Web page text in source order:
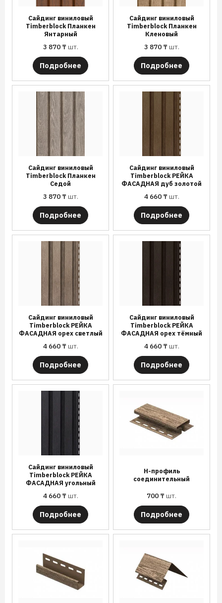
Сайдинг виниловый
Timberblock Планкен
Янтарный
3 870 ₸шт.
Подробнее
Сайдинг виниловый
Timberblock Планкен
Кленовый
3 870 ₸шт.
Подробнее
Сайдинг виниловый
Timberblock Планкен
Седой
3 870 ₸шт.
Подробнее
Сайдинг виниловый
Timberblock РЕЙКА
ФАСАДНАЯ дуб золотой
4 660 ₸шт.
Подробнее
Сайдинг виниловый
Timberblock РЕЙКА
ФАСАДНАЯ орех светлый
4 660 ₸шт.
Подробнее
Сайдинг виниловый
Timberblock РЕЙКА
ФАСАДНАЯ орех тёмный
4 660 ₸шт.
Подробнее
Сайдинг виниловый
Timberblock РЕЙКА
ФАСАДНАЯ угольный
4 660 ₸шт.
Подробнее
Н-профиль
соединительный
700 ₸шт.
Подробнее